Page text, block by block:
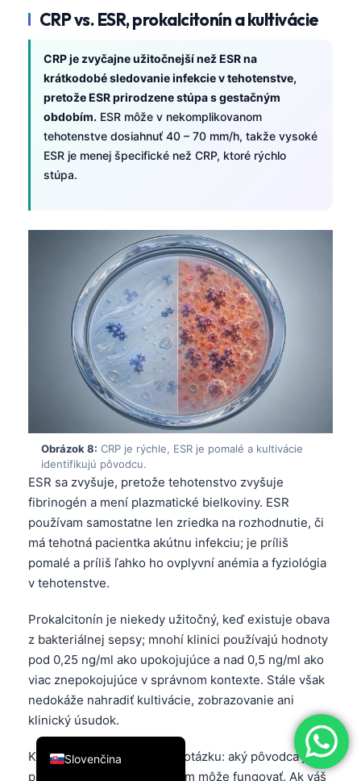
CRP vs. ESR, prokalcitonín a kultivácie
CRP je zvyčajne užitočnejší než ESR na
krátkodobé sledovanie infekcie v tehotenstve,
pretože ESR prirodzene stúpa s gestačným
obdobím. ESR môže v nekomplikovanom
tehotenstve dosiahnuť 40 – 70 mm/h, takže vysoké
ESR je menej špecifické než CRP, ktoré rýchlo
stúpa.
Obrázok 8: CRP je rýchle, ESR je pomalé a kultivácie
identifikujú pôvodcu.
ESR sa zvyšuje, pretože tehotenstvo zvyšuje
fibrinogén a mení plazmatické bielkoviny. ESR
používam samostatne len zriedka na rozhodnutie, či
má tehotná pacientka akútnu infekciu; je príliš
pomalé a príliš ľahko ho ovplyvní anémia a fyziológia
v tehotenstve.
Prokalcitonín je niekedy užitočný, keď existuje obava
z bakteriálnej sepsy; mnohí klinici používajú hodnoty
pod 0,25 ng/ml ako upokojujúce a nad 0,5 ng/ml ako
viac znepokojujúce v správnom kontexte. Stále však
nedokáže nahradiť kultivácie, zobrazovanie ani
klinický úsudok.
Kultivácie zodpovedajú inú otázku: aký pôvodca je
prítomný a ktoré antibiotikum môže fungovať. Ak váš
Slovenčina
Deutsch
العربية
Français
עִבְרִית
Español
Português
Ελληνικά
Türkçe
Română
Български
Dansk
Nederlands
हिन्दी
Bahasa Indonesia
Հայերեն
Svenska
Azərbaycan dili
Eesti
日本語
ქართული